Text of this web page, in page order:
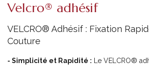
Velcro® adhésif
VELCRO® Adhésif : Fixation
Couture
- Simplicité et Rapidité : Le VELCRO®